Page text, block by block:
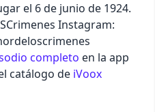
el 6 de junio de 1924.
Instagram:
completo en la app
catálogo de iVoox